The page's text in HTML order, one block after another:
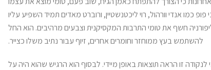
כמו אנדי וורהול, רוי ליכטנשטיין, ורוברט מאדים תמיד השפיע עליו
חשף את טומי התרבות המקסיקנית וצבעים מרהיבים. הוא החל
להשתמש בעץ ממוחזר וחומרים אחרים, זיוף עבור נתיב משלו כצייר.
זו הראה תוצאות באופן מיידי. לבסוף הוא הרגיש שהוא היה על